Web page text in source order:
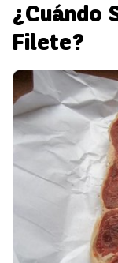
¿Cuándo
Filete?